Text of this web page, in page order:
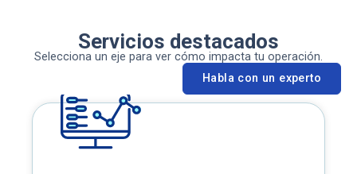
Servicios destacados
Selecciona un eje para ver cómo impacta tu operación.
Habla con un experto